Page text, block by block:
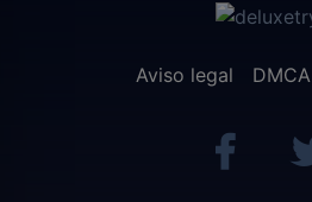
Aviso legal DMCA